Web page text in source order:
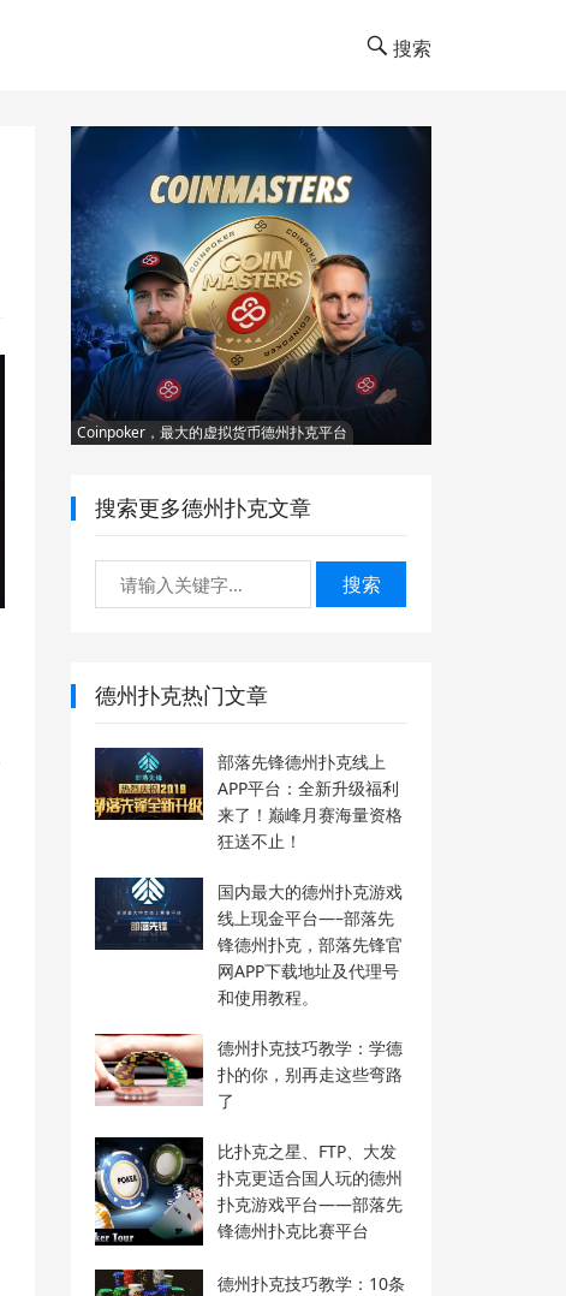
搜索
Coinpoker，最大的虚拟货币德州扑克平台
搜索更多德州扑克文章
搜索
德州扑克热门文章
部落先锋德州扑克线上
APP平台：全新升级福利
来了！巅峰月赛海量资格
狂送不止！
国内最大的德州扑克游戏
线上现金平台—–部落先
锋德州扑克，部落先锋官
网APP下载地址及代理号
和使用教程。
德州扑克技巧教学：学德
扑的你，别再走这些弯路
了
比扑克之星、FTP、大发
扑克更适合国人玩的德州
扑克游戏平台——部落先
锋德州扑克比赛平台
德州扑克技巧教学：10条